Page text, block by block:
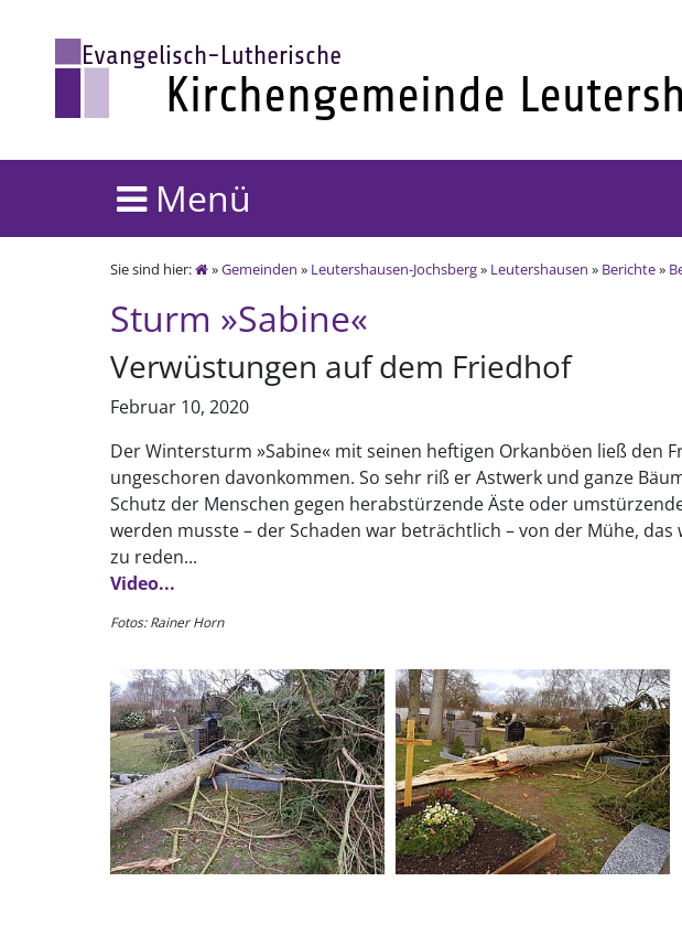
Menü
Sie sind hier: »Gemeinden » Leutershausen-Jochsberg» Leutershausen » Berichte»
Sturm »Sabine«
Verwüstungen auf dem Friedhof
Februar 10, 2020
Der Wintersturm »Sabine« mit seinen heftigen Orkanböen ließ den
ungeschoren davonkommen. So sehr riß er Astwerk und ganze
Schutz der Menschen gegen herabstürzende Äste oder
werden musste – der Schaden war beträchtlich – von der Mühe,
zu reden...
Video...
Fotos: Rainer Horn